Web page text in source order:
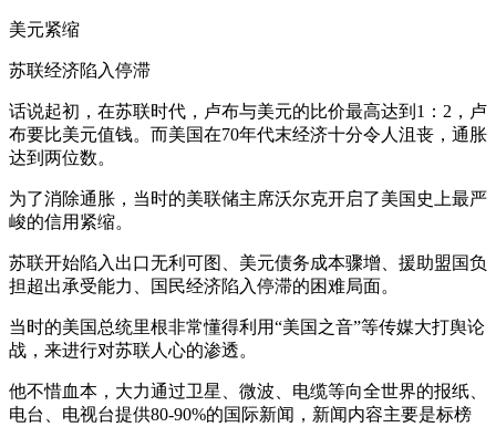
美元紧缩
苏联经济陷入停滞
话说起初，在苏联时代，卢布与美元的比价最高达到1：2，卢
布要比美元值钱。而美国在70年代末经济十分令人沮丧，通胀
达到两位数。
为了消除通胀，当时的美联储主席沃尔克开启了美国史上最严
峻的信用紧缩。
苏联开始陷入出口无利可图、美元债务成本骤增、援助盟国负
担超出承受能力、国民经济陷入停滞的困难局面。
当时的美国总统里根非常懂得利用“美国之音”等传媒大打舆论
战，来进行对苏联人心的渗透。
他不惜血本，大力通过卫星、微波、电缆等向全世界的报纸、
电台、电视台提供80-90%的国际新闻，新闻内容主要是标榜